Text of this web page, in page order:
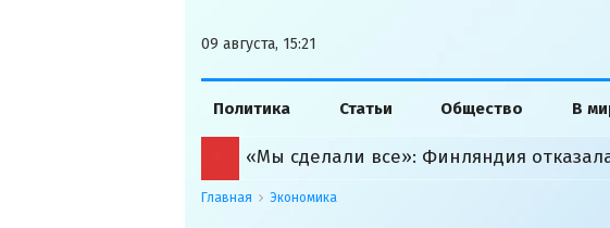
09 августа, 15:21
Политика Статьи Общество В
Главная Экономика